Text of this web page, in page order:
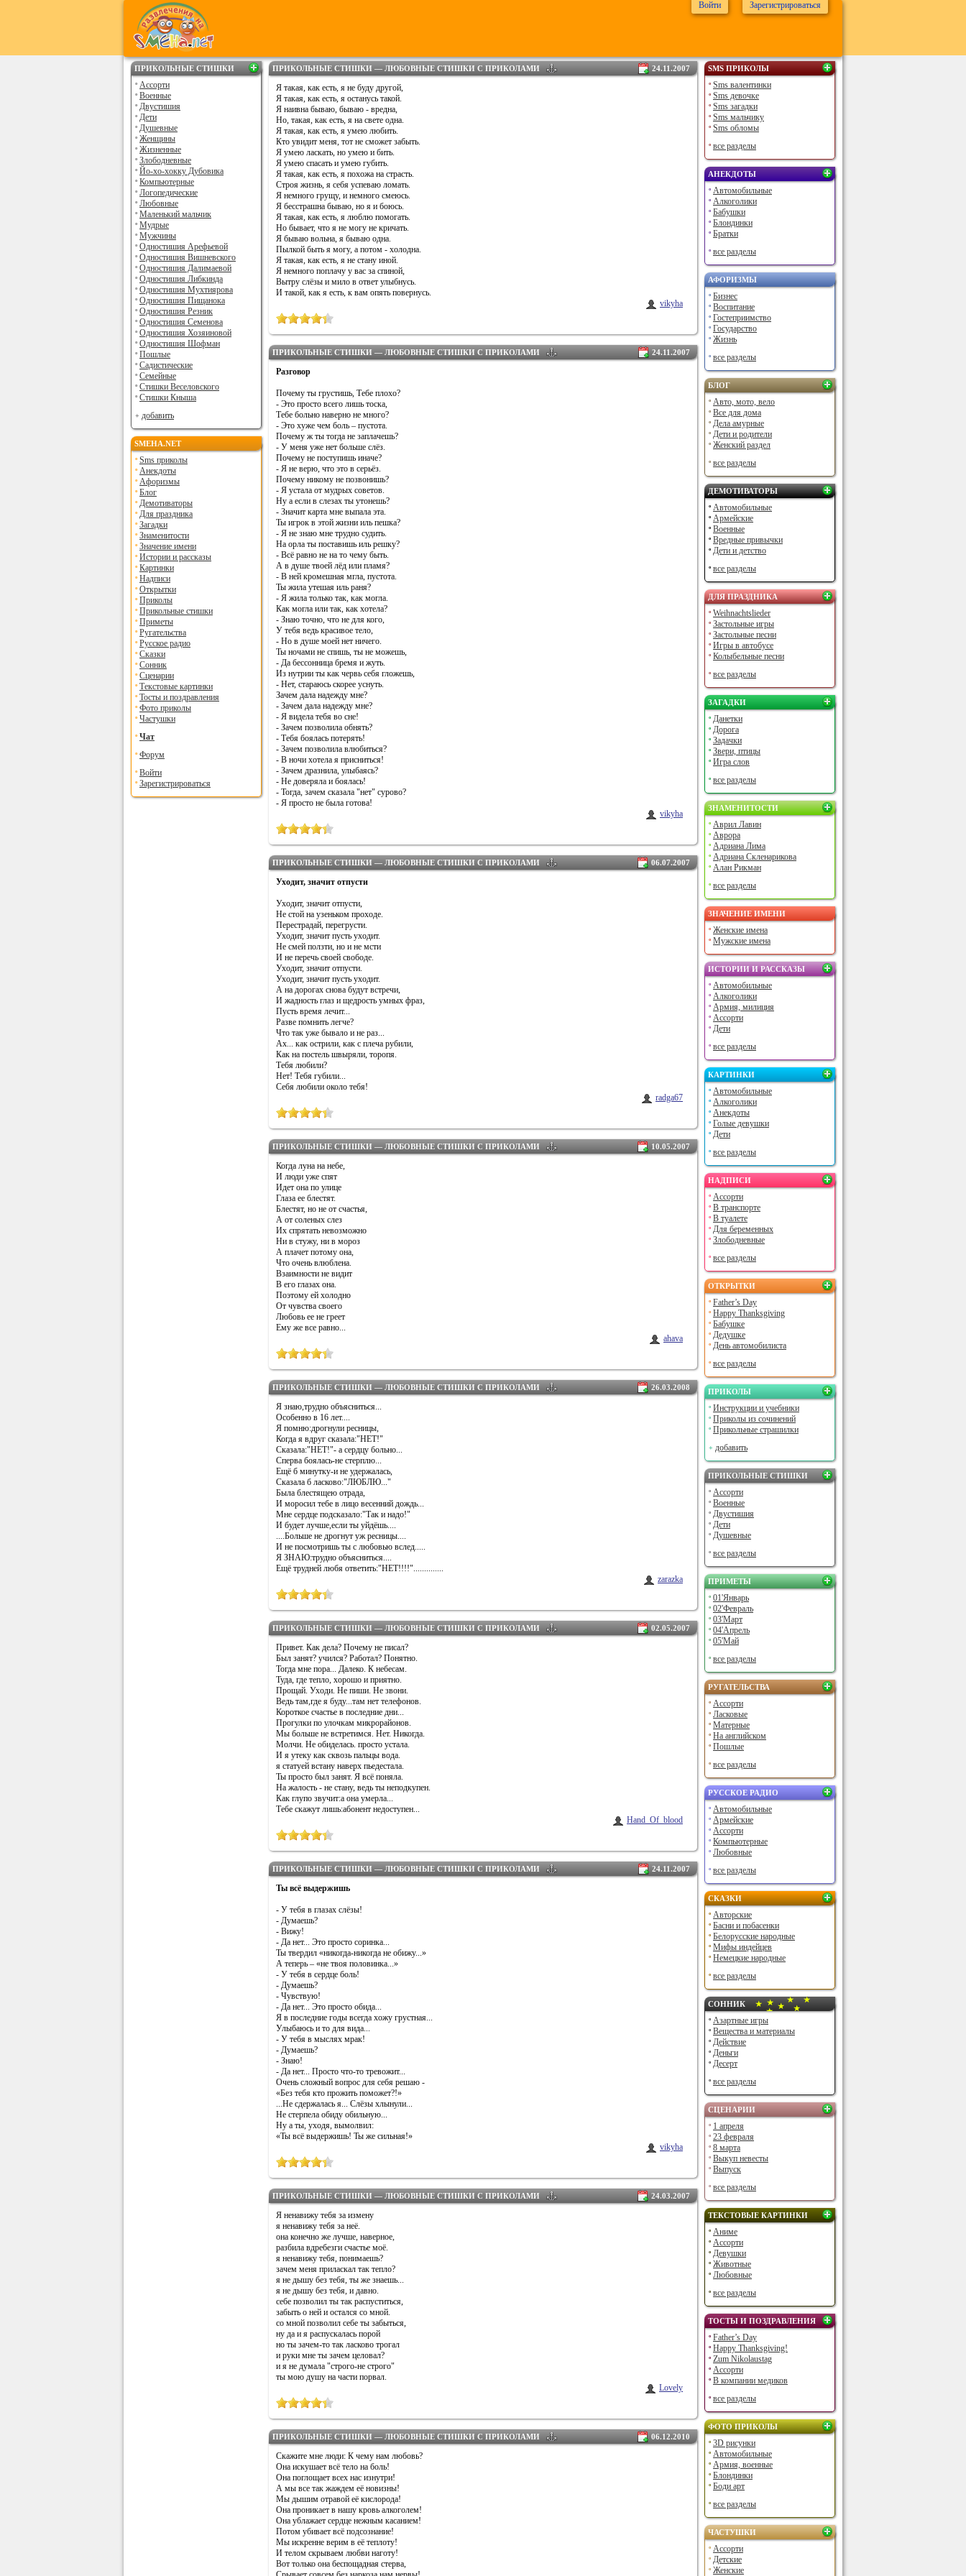
ПРИКОЛЬНЫЕ СТИШКИ
Ассорти
Военные
Двустишия
Дети
Душевные
Женщины
Жизненные
Злободневные
Йо-хо-хокку Дубовика
Компьютерные
Логопедические
Любовные
Маленький мальчик
Мудрые
Мужчины
Одностишия Арефьевой
Одностишия Вишневского
Одностишия Далимаевой
Одностишия Либкинда
Одностишия Мухтиярова
Одностишия Пищанока
Одностишия Резник
Одностишия Семенова
Одностишия Хозяиновой
Одностишия Шофман
Пошлые
Садистические
Семейные
Стишки Веселовского
Стишки Кныша
добавить
SMEHA.NET
Sms приколы
Анекдоты
Афоризмы
Блог
Демотиваторы
Для праздника
Загадки
Знаменитости
Значение имени
Истории и рассказы
Картинки
Надписи
Открытки
Приколы
Прикольные стишки
Приметы
Ругательства
Русское радио
Сказки
Сонник
Сценарии
Текстовые картинки
Тосты и поздравления
Фото приколы
Частушки
Чат
Форум
Войти
Зарегистрироваться
ПРИКОЛЬНЫЕ СТИШКИ — ЛЮБОВНЫЕ СТИШКИ С ПРИКОЛАМИ 24.11.2007
Я такая, как есть, я не буду другой,
Я такая, как есть, я останусь такой.
Я наивна бываю, бываю - вредна,
Но, такая, как есть, я на свете одна.
Я такая, как есть, я умею любить.
Кто увидит меня, тот не сможет забыть.
Я умею ласкать, но умею и бить.
Я умею спасать и умею губить.
Я такая, как есть, я похожа на страсть.
Строя жизнь, я себя успеваю ломать.
Я немного грущу, и немного смеюсь.
Я бесстрашна бываю, но я и боюсь.
Я такая, как есть, я люблю помогать.
Но бывает, что я не могу не кричать.
Я бываю вольна, я бываю одна.
Пылкой быть я могу, а потом - холодна.
Я такая, как есть, я не стану иной.
Я немного поплачу у вас за спиной,
Вытру слёзы и мило в ответ улыбнусь.
И такой, как я есть, к вам опять повернусь.
vikyha
ПРИКОЛЬНЫЕ СТИШКИ — ЛЮБОВНЫЕ СТИШКИ С ПРИКОЛАМИ 24.11.2007
Разговор
Почему ты грустишь, Тебе плохо?
- Это просто всего лишь тоска,
Тебе больно наверно не много?
- Это хуже чем боль – пустота.
Почему ж ты тогда не заплачешь?
- У меня уже нет больше слёз.
Почему не поступишь иначе?
- Я не верю, что это в серьёз.
Почему никому не позвонишь?
- Я устала от мудрых советов.
Ну а если в слезах ты утонешь?
- Значит карта мне выпала эта.
Ты игрок в этой жизни иль пешка?
- Я не знаю мне трудно судить.
На орла ты поставишь иль решку?
- Всё равно не на то чему быть.
А в душе твоей лёд или пламя?
- В ней кромешная мгла, пустота.
Ты жила утешая иль раня?
- Я жила только так, как могла.
Как могла или так, как хотела?
- Знаю точно, что не для кого,
У тебя ведь красивое тело,
- Но в душе моей нет ничего.
Ты ночами не спишь, ты не можешь,
- Да бессонница бремя и жуть.
Из нутрии ты как червь себя гложешь,
- Нет, стараюсь скорее уснуть.
Зачем дала надежду мне?
- Зачем дала надежду мне?
- Я видела тебя во сне!
- Зачем позволила обнять?
- Тебя боялась потерять!
- Зачем позволила влюбиться?
- В ночи хотела я присниться!
- Зачем дразнила, улыбаясь?
- Не доверяла и боялась!
- Тогда, зачем сказала "нет" сурово?
- Я просто не была готова!
vikyha
ПРИКОЛЬНЫЕ СТИШКИ — ЛЮБОВНЫЕ СТИШКИ С ПРИКОЛАМИ 06.07.2007
Уходит, значит отпусти
Уходит, значит отпусти,
Не стой на узеньком проходе.
Перестрадай, перегрусти.
Уходит, значит пусть уходит.
Не смей ползти, но и не мсти
И не перечь своей свободе.
Уходит, значит отпусти.
Уходит, значит пусть уходит.
А на дорогах снова будут встречи,
И жадность глаз и щедрость умных фраз,
Пусть время лечит...
Разве помнить легче?
Что так уже бывало и не раз...
Ах... как острили, как с плеча рубили,
Как на постель швыряли, торопя.
Тебя любили?
Нет! Тебя губили...
Себя любили около тебя!
radga67
ПРИКОЛЬНЫЕ СТИШКИ — ЛЮБОВНЫЕ СТИШКИ С ПРИКОЛАМИ 10.05.2007
Когда луна на небе,
И люди уже спят
Идет она по улице
Глаза ее блестят.
Блестят, но не от счастья,
А от соленых слез
Их спрятать невозможно
Ни в стужу, ни в мороз
А плачет потому она,
Что очень влюблена.
Взаимности не видит
В его глазах она.
Поэтому ей холодно
От чувства своего
Любовь ее не греет
Ему же все равно...
ahava
ПРИКОЛЬНЫЕ СТИШКИ — ЛЮБОВНЫЕ СТИШКИ С ПРИКОЛАМИ 26.03.2008
Я знаю,трудно объясниться...
Особенно в 16 лет....
Я помню:дрогнули ресницы,
Когда я вдруг сказала:"НЕТ!"
Сказала:"НЕТ!"- а сердцу больно...
Сперва боялась-не стерплю...
Ещё б минутку-и не удержалась,
Сказала б ласково:"ЛЮБЛЮ..."
Была блестящею отрада,
И моросил тебе в лицо весенний дождь...
Мне сердце подсказало:"Так и надо!"
И будет лучше,если ты уйдёшь....
....Больше не дрогнут уж ресницы....
И не посмотришь ты с любовью вслед.....
Я ЗНАЮ:трудно объясниться....
Ещё трудней любя ответить:"НЕТ!!!!"..............
zarazka
ПРИКОЛЬНЫЕ СТИШКИ — ЛЮБОВНЫЕ СТИШКИ С ПРИКОЛАМИ 02.05.2007
Привет. Как дела? Почему не писал?
Был занят? учился? Работал? Понятно.
Тогда мне пора... Далеко. К небесам.
Туда, где тепло, хорошо и приятно.
Прощай. Уходи. Не пиши. Не звони.
Ведь там,где я буду...там нет телефонов.
Короткое счастье в последние дни...
Прогулки по улочкам микрорайонов.
Мы больше не встретимся. Нет. Никогда.
Молчи. Не обиделась. просто устала.
И я утеку как сквозь пальцы вода.
я статуей встану наверх пьедестала.
Ты просто был занят. Я всё поняла.
На жалость - не стану, ведь ты неподкупен.
Как глупо звучит:а она умерла...
Тебе скажут лишь:абонент недоступен...
Hand_Of_blood
ПРИКОЛЬНЫЕ СТИШКИ — ЛЮБОВНЫЕ СТИШКИ С ПРИКОЛАМИ 24.11.2007
Ты всё выдержишь
- У тебя в глазах слёзы!
- Думаешь?
- Вижу!
- Да нет... Это просто соринка...
Ты твердил «никогда-никогда не обижу...»
А теперь – «не твоя половинка...»
- У тебя в сердце боль!
- Думаешь?
- Чувствую!
- Да нет... Это просто обида...
Я в последние годы всегда хожу грустная...
Улыбаюсь и то для вида...
- У тебя в мыслях мрак!
- Думаешь?
- Знаю!
- Да нет... Просто что-то тревожит...
Очень сложный вопрос для себя решаю -
«Без тебя кто прожить поможет?!»
...Не сдержалась я... Слёзы хлынули...
Не стерпела обиду обильную...
Ну а ты, уходя, вымолвил:
«Ты всё выдержишь! Ты же сильная!»
vikyha
ПРИКОЛЬНЫЕ СТИШКИ — ЛЮБОВНЫЕ СТИШКИ С ПРИКОЛАМИ 24.03.2007
Я ненавижу тебя за измену
я ненавижу тебя за неё.
она конечно же лучше, наверное,
разбила вдребезги счастье моё.
я ненавижу тебя, понимаешь?
зачем меня приласкал так тепло?
я не дышу без тебя, ты же знаешь...
я не дышу без тебя, и давно.
себе позволил ты так распуститься,
забыть о ней и остался со мной.
со мной позволил себе ты забыться,
ну да и я распускалась порой
но ты зачем-то так ласково трогал
и руки мне ты зачем целовал?
и я не думала "строго-не строго"
ты мою душу на части порвал.
Lovely
ПРИКОЛЬНЫЕ СТИШКИ — ЛЮБОВНЫЕ СТИШКИ С ПРИКОЛАМИ 06.12.2010
Скажите мне люди: К чему нам любовь?
Она искушает всё тело на боль!
Она поглощает всех нас изнутри!
А мы все так жаждем её новизны!
Мы дышим отравой её кислорода!
Она проникает в нашу кровь алкоголем!
Она ублажает сердце нежным касанием!
Потом убивает всё подсознание!
Мы искренне верим в её теплоту!
И телом скрываем любви наготу!
Вот только она беспощадная стерва,
SMS ПРИКОЛЫ
Sms валентинки
Sms девочке
Sms загадки
Sms мальчику
Sms обломы
все разделы
АНЕКДОТЫ
Автомобильные
Алкоголики
Бабушки
Блондинки
Братки
все разделы
АФОРИЗМЫ
Бизнес
Воспитание
Гостеприимство
Государство
Жизнь
все разделы
БЛОГ
Авто, мото, вело
Все для дома
Дела амурные
Дети и родители
Женский раздел
все разделы
ДЕМОТИВАТОРЫ
Автомобильные
Армейские
Военные
Вредные привычки
Дети и детство
все разделы
ДЛЯ ПРАЗДНИКА
Weihnachtslieder
Застольные игры
Застольные песни
Игры в автобусе
Колыбельные песни
все разделы
ЗАГАДКИ
Данетки
Дорога
Задачки
Звери, птицы
Игра слов
все разделы
ЗНАМЕНИТОСТИ
Аврил Лавин
Аврора
Адриана Лима
Адриана Скленарикова
Алан Рикман
все разделы
ЗНАЧЕНИЕ ИМЕНИ
Женские имена
Мужские имена
ИСТОРИИ И РАССКАЗЫ
Автомобильные
Алкоголики
Армия, милиция
Ассорти
Дети
все разделы
КАРТИНКИ
Автомобильные
Алкоголики
Анекдоты
Голые девушки
Дети
все разделы
НАДПИСИ
Ассорти
В транспорте
В туалете
Для беременных
Злободневные
все разделы
ОТКРЫТКИ
Father’s Day
Happy Thanksgiving
Бабушке
Дедушке
День автомобилиста
все разделы
ПРИКОЛЫ
Инструкции и учебники
Приколы из сочинений
Прикольные страшилки
добавить
ПРИКОЛЬНЫЕ СТИШКИ
Ассорти
Военные
Двустишия
Дети
Душевные
все разделы
ПРИМЕТЫ
01'Январь
02'Февраль
03'Март
04'Апрель
05'Май
все разделы
РУГАТЕЛЬСТВА
Ассорти
Ласковые
Матерные
На английском
Пошлые
все разделы
РУССКОЕ РАДИО
Автомобильные
Армейские
Ассорти
Компьютерные
Любовные
все разделы
СКАЗКИ
Авторские
Басни и побасенки
Белорусские народные
Мифы индейцев
Немецкие народные
все разделы
СОННИК
Азартные игры
Вещества и материалы
Действие
Деньги
Десерт
все разделы
СЦЕНАРИИ
1 апреля
23 февраля
8 марта
Выкуп невесты
Выпуск
все разделы
ТЕКСТОВЫЕ КАРТИНКИ
Аниме
Ассорти
Девушки
Животные
Любовные
все разделы
ТОСТЫ И ПОЗДРАВЛЕНИЯ
Father’s Day
Happy Thanksgiving!
Zum Nikolaustag
Ассорти
В компании медиков
все разделы
ФОТО ПРИКОЛЫ
3D рисунки
Автомобильные
Армия, военные
Блондинки
Боди арт
все разделы
ЧАСТУШКИ
Ассорти
Детские
Женские
Войти Зарегистрироваться